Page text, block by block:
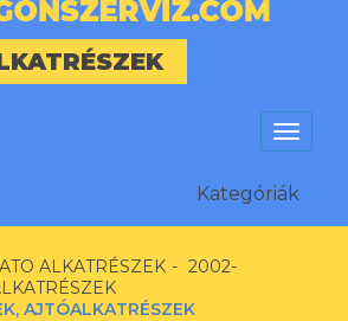
Menü
Kategóriák
Kategóriák
ALKATRÉSZEK
2002-
AJTÓALKATRÉSZEK